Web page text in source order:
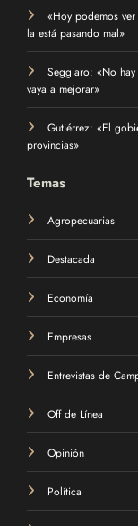
«Hoy podemos
la está pasando mal»
Seggiaro: «No
vaya a mejorar»
Gutiérrez: «El
provincias»
Temas
Agropecuarias
Destacada
Economía
Empresas
Entrevistas de
Off de Línea
Opinión
Política